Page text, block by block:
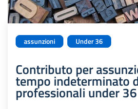
assunzioni Under 36
Contributo per
tempo indeterminato
professionali under